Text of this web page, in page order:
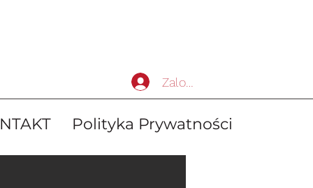
Polityka Prywatności
Zaloguj się